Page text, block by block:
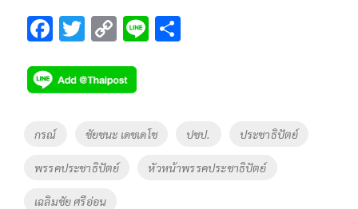
F
e
b
o
o
k
T
tt
er
C
p
y
Li
n
k
Li
Tags
กรณ์ ชัยชนะ เดชเดโช ปชป. ประชาธิปัตย์
พรรคประชาธิปัตย์ หัวหน้าพรรคประชาธิปัตย์
เฉลิมชัย ศรีอ่อน